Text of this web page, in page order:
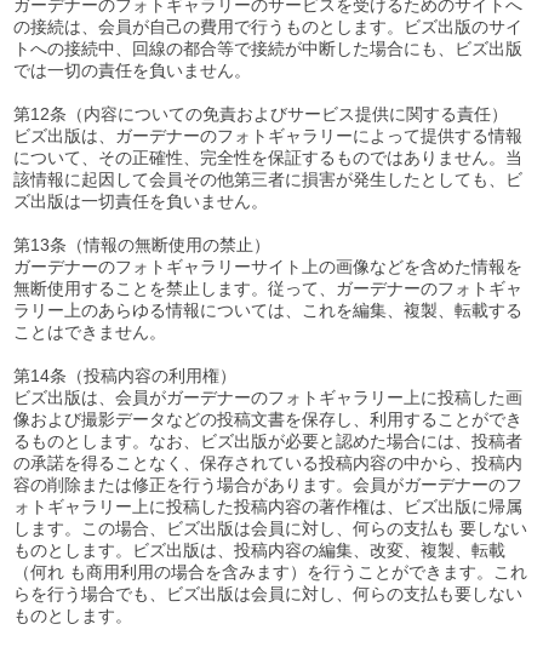
ガーデナーのフォトギャラリーのサービスを受けるためのサイトへ
の接続は、会員が自己の費用で行うものとします。ビズ出版のサイ
トへの接続中、回線の都合等で接続が中断した場合にも、ビズ出版
では一切の責任を負いません。
第12条（内容についての免責およびサービス提供に関する責任）
ビズ出版は、ガーデナーのフォトギャラリーによって提供する情報
について、その正確性、完全性を保証するものではありません。当
該情報に起因して会員その他第三者に損害が発生したとしても、ビ
ズ出版は一切責任を負いません。
第13条（情報の無断使用の禁止）
ガーデナーのフォトギャラリーサイト上の画像などを含めた情報を
無断使用することを禁止します。従って、ガーデナーのフォトギャ
ラリー上のあらゆる情報については、これを編集、複製、転載する
ことはできません。
第14条（投稿内容の利用権）
ビズ出版は、会員がガーデナーのフォトギャラリー上に投稿した画
像および撮影データなどの投稿文書を保存し、利用することができ
るものとします。なお、ビズ出版が必要と認めた場合には、投稿者
の承諾を得ることなく、保存されている投稿内容の中から、投稿内
容の削除または修正を行う場合があります。会員がガーデナーのフ
ォトギャラリー上に投稿した投稿内容の著作権は、ビズ出版に帰属
します。この場合、ビズ出版は会員に対し、何らの支払も 要しない
ものとします。ビズ出版は、投稿内容の編集、改変、複製、転載
（何れ も商用利用の場合を含みます）を行うことができます。これ
らを行う場合でも、ビズ出版は会員に対し、何らの支払も要しない
ものとします。